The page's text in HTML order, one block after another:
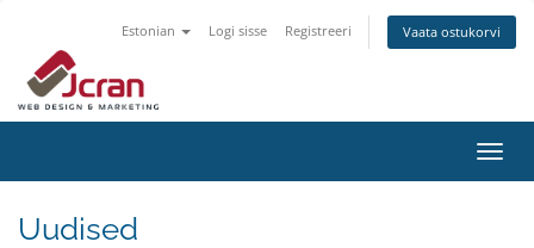
Estonian Logi sisse Registreeri Vaata ostukorvi
Uudised